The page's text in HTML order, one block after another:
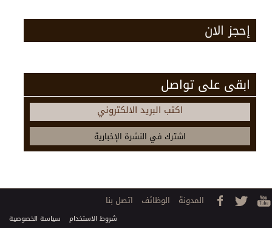
إحجز الان
ابقى على تواصل
اكتب البريد الالكتروني
المدونة الوظائف اتصل بنا
سياسة الخصوصية شروط الاستخدام